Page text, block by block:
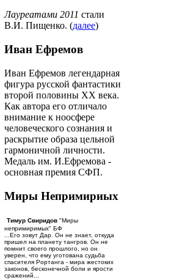
Лауреатами 2011 стали
В.И. Пищенко. (далее)
Иван Ефремов
Иван Ефремов легендарная
фигура русской фантастики
второй половины ХХ века.
Как автора его отличало
внимание к ноосфере
человеческого сознания и
раскрытие образа цельной
гармоничной личности.
Медаль им. И.Ефремова -
основная премия СФП.
Миры Непримириых
Тимур Свиридов "Миры
непримиримых" БФ
...Его зовут Дар. Он не знает, откуда
пришел на планету тангров. Он не
помнит своего прошлого, но он
уверен, что ему уготована судьба
спасителя Рортанга - мира жестоких
законов, бесконечной боли и ярости
сражений...